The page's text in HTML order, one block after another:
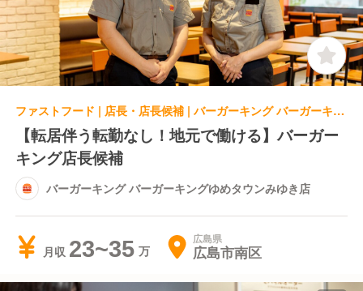
ファストフード | 店長・店長候補 | バーガーキング バーガーキングゆめタウンみゆき店
【転居伴う転勤なし！地元で働ける】バーガー
キング店長候補
バーガーキング バーガーキングゆめタウンみゆき店
月収 23~35 広島県
広島市南区